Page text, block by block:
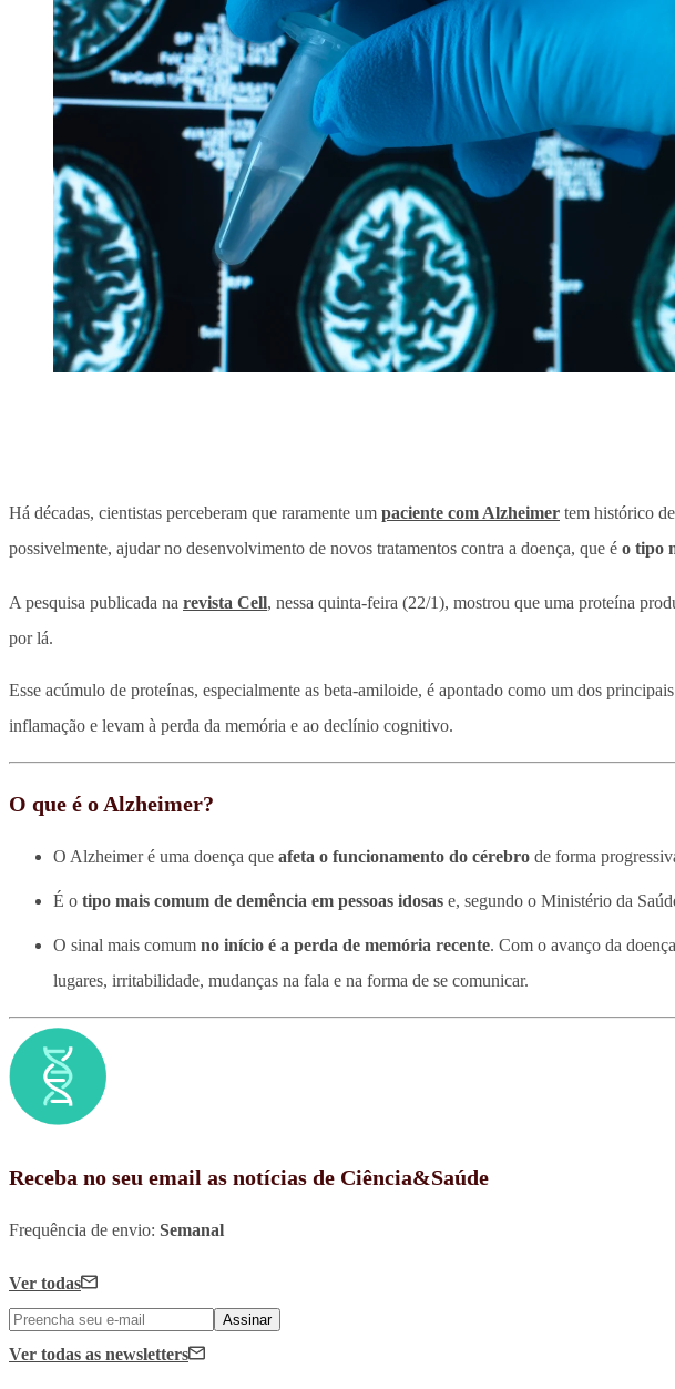
Há décadas, cientistas perceberam que raramente um paciente com Alzheimer tem histórico
possivelmente, ajudar no desenvolvimento de novos tratamentos contra a doença, que é o tipo
A pesquisa publicada na revista Cell , nessa quinta-feira (22/1), mostrou que uma proteína
por lá.
Esse acúmulo de proteínas, especialmente as beta-amiloide, é apontado como um dos
inflamação e levam à perda da memória e ao declínio cognitivo.
O que é o Alzheimer?
O Alzheimer é uma doença que afeta o funcionamento do cérebro de forma
É o tipo mais comum de demência em pessoas idosas e, segundo o Ministério da
O sinal mais comum no início é a perda de memória recente. Com o avanço da
lugares, irritabilidade, mudanças na fala e na forma de se comunicar.
Receba no seu email as notícias de Ciência&Saúde
Frequência de envio: Semanal
Ver todas
Assinar
Ver todas as newsletters